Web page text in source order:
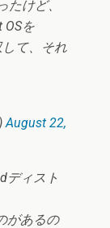
けど、
OSを
して、それ
August 22,
ディスト
があるの